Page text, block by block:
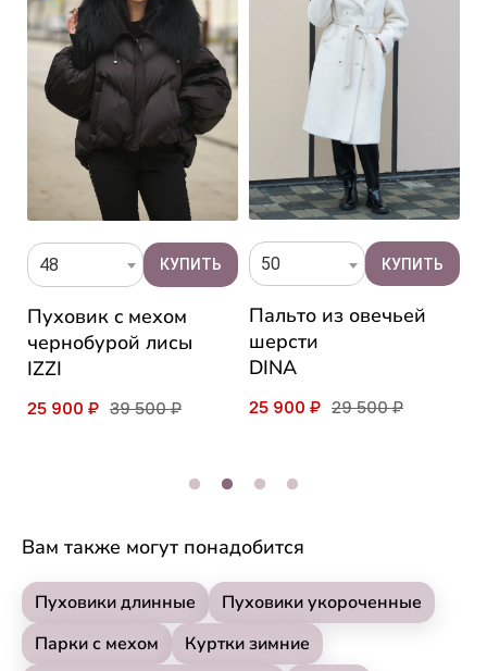
48
Пуховик c мехом
чернобурой лисы
IZZI
25 900 ₽ 39 500 ₽
50
Пальто из овечьей
шерсти
DINA
25 900 ₽ 29 500 ₽
Вам также могут понадобится
Пуховики длинные
Пуховики укороченные
Парки с мехом
Куртки зимние